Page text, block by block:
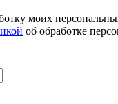
моих
об обработке